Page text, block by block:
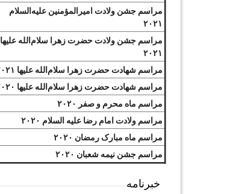
مراسم جشن ولادت امیرالمؤمنین علیه‌السلام
۲۰۲۱
مراسم جشن ولادت حضرت زهرا سلام‌الله علیها
۲۰۲۱
مراسم شهادت حضرت زهرا سلام‌الله علیها ۲۰۲۱
مراسم شهادت حضرت زهرا سلام‌الله علیها ۲۰۲۰
مراسم ماه محرم و صفر ۲۰۲۰
مراسم ولادت امام رضا علیه السلام ۲۰۲۰
مراسم ماه مبارک رمضان ۲۰۲۰
مراسم جشن نیمه شعبان ۲۰۲۰
خبرنامه